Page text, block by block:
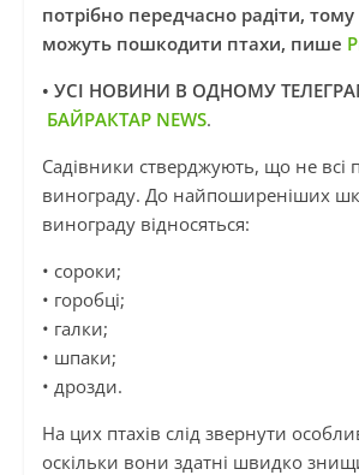
потрібно передчасно радіти,
можуть пошкодити птахи, пише
• УСІ НОВИНИ В ОДНОМУ
БАЙРАКТАР NEWS.
Садівники стверджують, що не всі
винограду. До найпоширеніших
винограду відносяться:
• сороки;
• горобці;
• галки;
• шпаки;
• дрозди.
На цих птахів слід звернути
оскільки вони здатні швидко